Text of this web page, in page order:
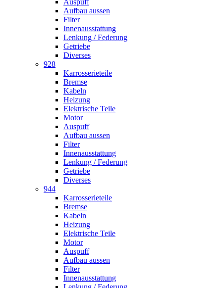
Auspuff
Aufbau aussen
Filter
Innenausstattung
Lenkung / Federung
Getriebe
Diverses
928
Karrosserieteile
Bremse
Kabeln
Heizung
Elektrische Teile
Motor
Auspuff
Aufbau aussen
Filter
Innenausstattung
Lenkung / Federung
Getriebe
Diverses
944
Karrosserieteile
Bremse
Kabeln
Heizung
Elektrische Teile
Motor
Auspuff
Aufbau aussen
Filter
Innenausstattung